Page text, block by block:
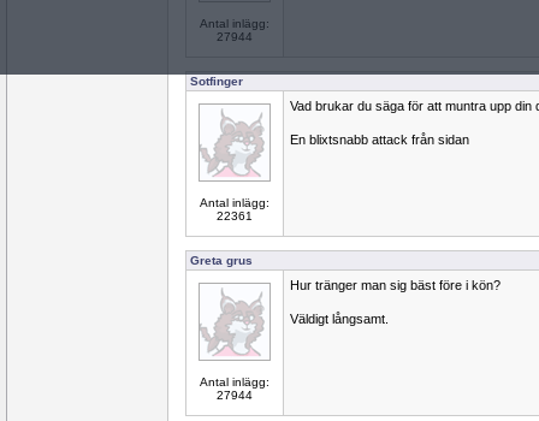
Antal inlägg:
27944
Sotfinger
Antal inlägg:
22361
Vad brukar du säga för att muntra upp din
En blixtsnabb attack från sidan
Greta grus
Antal inlägg:
27944
Hur tränger man sig bäst före i kön?
Väldigt långsamt.